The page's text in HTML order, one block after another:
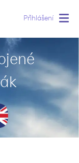
Přihlášení